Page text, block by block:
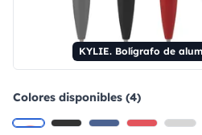
Colores disponibles (4)